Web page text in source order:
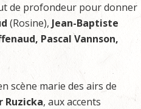
de profondeur pour donner
(Rosine), Jean-Baptiste
Pascal Vannson,
scène marie des airs de
Ruzicka, aux accents